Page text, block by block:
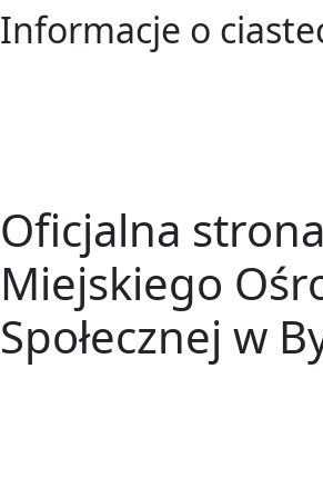
Informacje o
Oficjalna
Miejskiego
Społecznej w